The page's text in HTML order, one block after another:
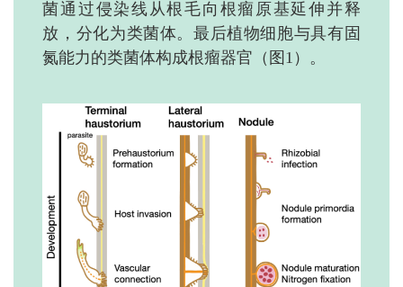
菌通过侵染线从根毛向根瘤原基延伸并释
放，分化为类菌体。最后植物细胞与具有固
氮能力的类菌体构成根瘤器官（图1）。